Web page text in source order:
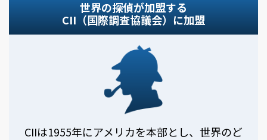
世界の探偵が加盟する
CII（国際調査協議会）に加盟
CIIは1955年にアメリカを本部とし、世界のど